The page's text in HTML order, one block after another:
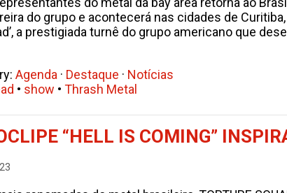
do grupo e acontecerá nas cidades de Curitiba,
a prestigiada turnê do grupo americano que
Agenda · Destaque · Notícias
• show • Thrash Metal
“HELL IS COMING”